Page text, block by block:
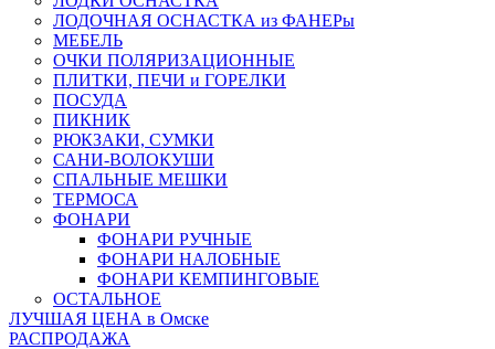
ЛОДОЧНАЯ ОСНАСТКА из ФАНЕРы
МЕБЕЛЬ
ОЧКИ ПОЛЯРИЗАЦИОННЫЕ
ПЛИТКИ, ПЕЧИ и ГОРЕЛКИ
ПОСУДА
ПИКНИК
РЮКЗАКИ, СУМКИ
САНИ-ВОЛОКУШИ
СПАЛЬНЫЕ МЕШКИ
ТЕРМОСА
ФОНАРИ
ФОНАРИ РУЧНЫЕ
ФОНАРИ НАЛОБНЫЕ
ФОНАРИ КЕМПИНГОВЫЕ
ОСТАЛЬНОЕ
ЛУЧШАЯ ЦЕНА в Омске
РАСПРОДАЖА